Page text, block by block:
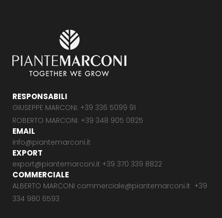
RESPONSABILI
GIUSEPPE MARCONI: +39 336 5099 91
ROBERTO MARCONI: +39 348 905 0825
EMAIL
info@piantemarconi.it
EXPORT
export@piantemarconi.it +39 370 339 8822
COMMERCIALE
ALBERTO MARCONI commerciale@piantemarconi.it +39
334 980 6593